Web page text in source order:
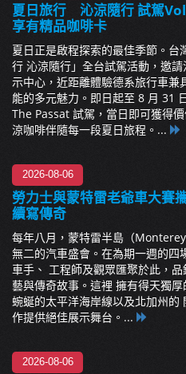
夏日旅行 沁涼隨行 試駕
享有精品咖啡卡
夏日正是啟程探索的最佳季節。
行 沁涼隨行」全台試駕活動，邀
示中心，近距離體驗德系旅行車兼
能的多元魅力。即日起至 8 月 31
The Passat 試駕，當日即可獲得
涼咖啡伴隨每一段夏日旅程。...
2026-08-06
勞力士與蒙特雷老爺車大賽
續寫傳奇
每年八月，蒙特雷半島（
無二的汽車盛會。在為期一週的四
車手、 工程師及觀眾匯聚於此，
藝與傳奇故事。這裡 擁有得天獨
蜿蜒的太平洋海岸線以及北加州的
作提供絕佳展示舞台。...
2026-08-06